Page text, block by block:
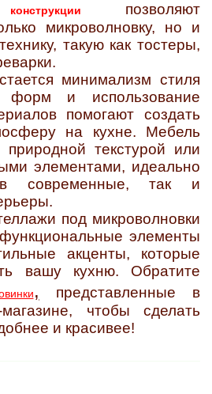
позволяют
микроволновку, но и
такую как тостеры,
минимализм стиля
форм и использование
помогают создать
на кухне. Мебель
текстурой или
элементами, идеально
современные, так и
под микроволновки
элементы
акценты, которые
вашу кухню. Обратите
, представленные в
чтобы сделать
и красивее!